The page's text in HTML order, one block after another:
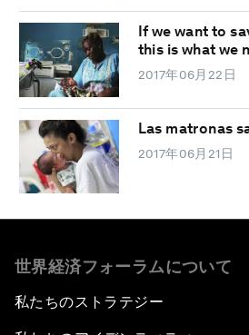
If we want to
this is what we
2017年06月22日
Las matronas
2017年06月21日
世界経済フォーラムについて
私たちのストラテジー